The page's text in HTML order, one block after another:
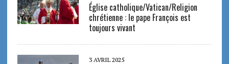
Église catholique/Vatican/Religion
chrétienne : le pape François est
toujours vivant
3 AVRIL 2025